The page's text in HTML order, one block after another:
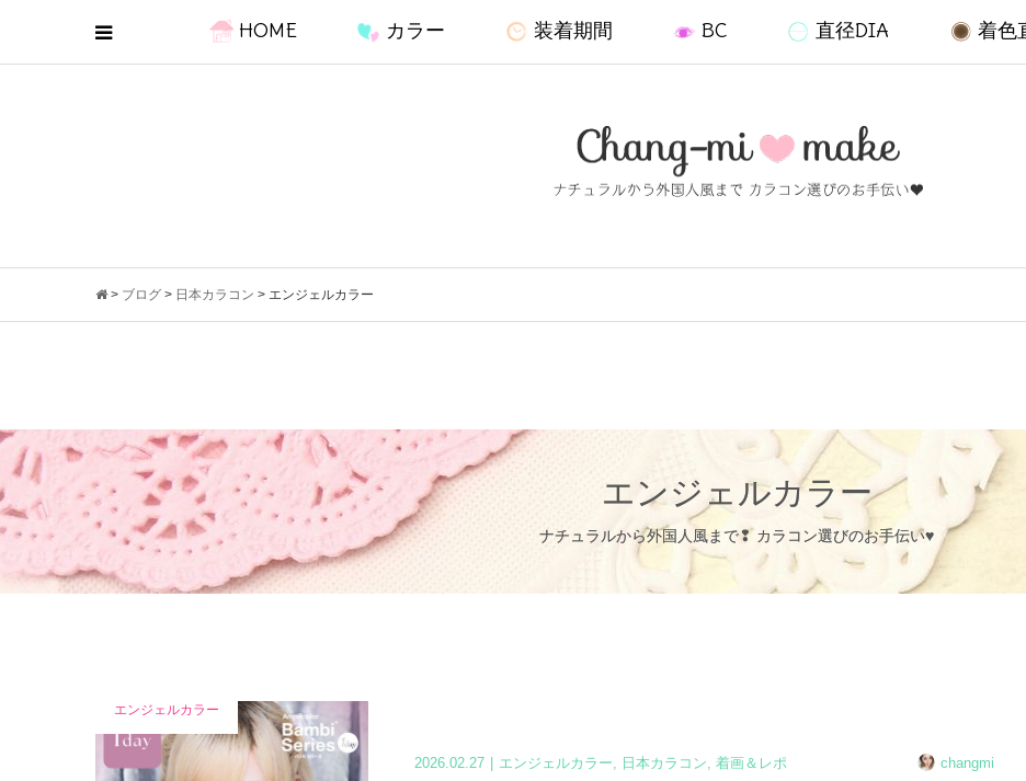
HOME カラー 装着期間 BC 直径DIA 着色
> ブログ > 日本カラコン > エンジェルカラー
エンジェルカラー
ナチュラルから外国人風まで❢ カラコン選びのお手伝い♥
エンジェルカラー
2026.02.27 エンジェルカラー, 日本カラコン,着画＆レポ changmi